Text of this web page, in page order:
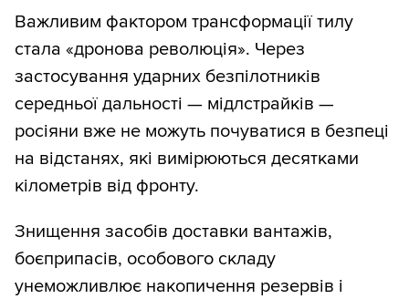
Важливим фактором трансформації тилу
стала «дронова революція». Через
застосування ударних безпілотників
середньої дальності — мідлстрайків —
росіяни вже не можуть почуватися в безпеці
на відстанях, які вимірюються десятками
кілометрів від фронту.
Знищення засобів доставки вантажів,
боєприпасів, особового складу
унеможливлює накопичення резервів і